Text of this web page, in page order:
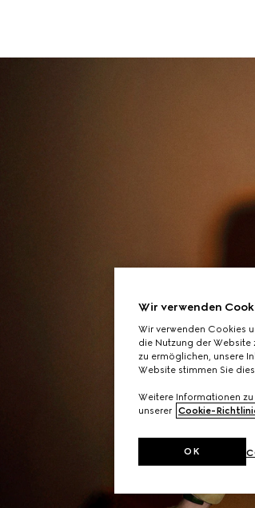
Wir verwenden
Wir verwenden Cookies
die Nutzung der Website
zu ermöglichen, unsere
Website stimmen Sie
Weitere Informationen
unserer Cookie-
OK